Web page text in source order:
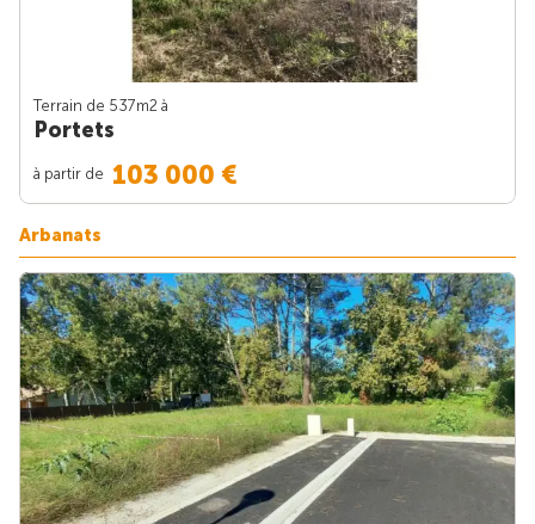
Terrain de 537m2 à
Portets
à partir de 103 000 €
Arbanats